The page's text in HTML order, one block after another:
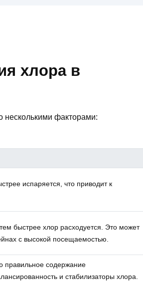
хлора в
несколькими факторами:
испаряется, что приводит к
быстрее хлор расходуется. Это может
с высокой посещаемостью.
правильное содержание
и стабилизаторы хлора.